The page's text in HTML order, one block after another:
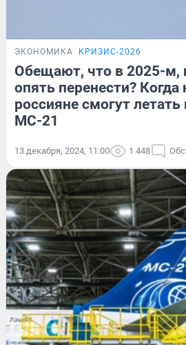
ЭКОНОМИКА КРИЗИС-2026
Обещают, что в 2025-м,
опять перенести?
россияне смогут
МС-21
13 декабря, 2024, 11:00 1 448